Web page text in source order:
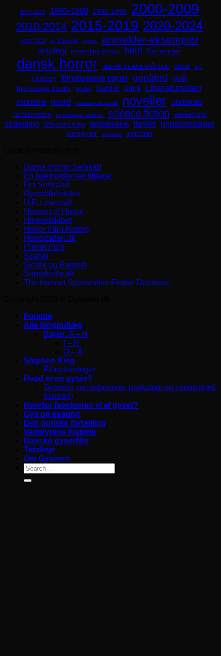
1970-1979 1980-1989 1990-1999 2000-2009
2010-2014 2015-2019 2020-2024
2025-2029 A. Silvestri Aliens anmelder-eksemplar
antologi baseret på en bog børn Børnebøger
dansk horror dansk science fiction debut dyr
Fantasy filmatiserede bøger genfærd
gotik
hjemsøgte steder
horror humor krimi Litteratursiden
monstre mord naturen går amok noveller ondskab
parallelverden psykologisk portræt science fiction seriemord
spænding Stephen King tegneserie thriller ungdomsbøger
vampyrer venskab
zombier
Dansk Horror Selskab
En lejemorder ser tilbage
Fra Sortsand
Gyserbiblioteket
H.P. Lovecraft
Heaven of Horror
Himmelskibet
Horror Film History
Horrorsiden.dk
Planet Pulp
Scaryo
Skræk og Rædsel
Superkultur.dk
The Internet Speculative Fiction Database
Forside
Alle blogindlæg
Bøger: A – H
I – N
O – Å
Stephen King
Filmatiseringer
Hvad er en gyser?
Gyseren: om subgenrer, psykologi og eventyrtræk
(uddrag)
Hvorfor fascineres vi af gyset?
Gys og eventyr
Den gotiske fortælling
Vampyrens historie
Danske gyserfilm
Tidslinje
Om Gyseren